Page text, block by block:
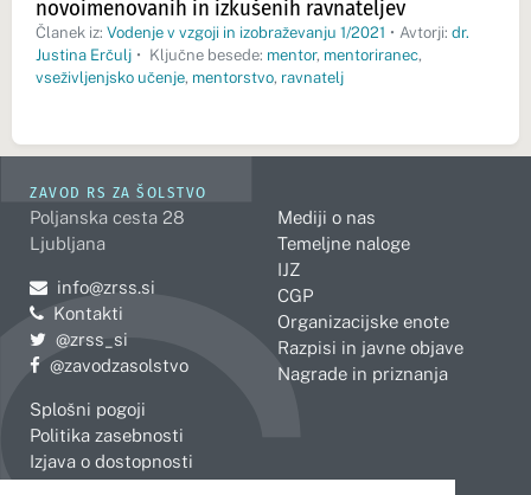
novoimenovanih in izkušenih ravnateljev
Članek iz: Vodenje v vzgoji in izobraževanju 1/2021 • Avtorji: dr.
Justina Erčulj • Ključne besede: mentor, mentoriranec,
vseživljenjsko učenje, mentorstvo, ravnatelj
ZAVOD RS ZA ŠOLSTVO
Poljanska cesta 28
Ljubljana
Pošljite e-mail na
info@zrss.si
Kontakti
Pojdite na Twitter:
@zrss_si
Pojdite na Facebook:
@zavodzasolstvo
Splošni pogoji
Politika zasebnosti
Izjava o dostopnosti
Mediji o nas
Temeljne naloge
IJZ
CGP
Organizacijske enote
Razpisi in javne objave
Nagrade in priznanja